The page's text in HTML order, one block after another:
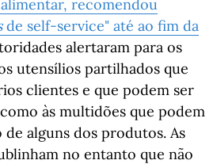
recomendou
de self-service" até ao fim da
alertaram para os
utensílios partilhados que
clientes e que podem ser
às multidões que podem
alguns dos produtos. As
no entanto que não